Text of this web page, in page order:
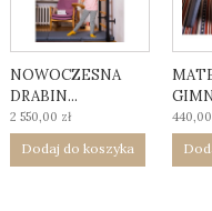
NOWOCZESNA
DRABIN...
2 550,00 zł
Dodaj do koszyka
440,00